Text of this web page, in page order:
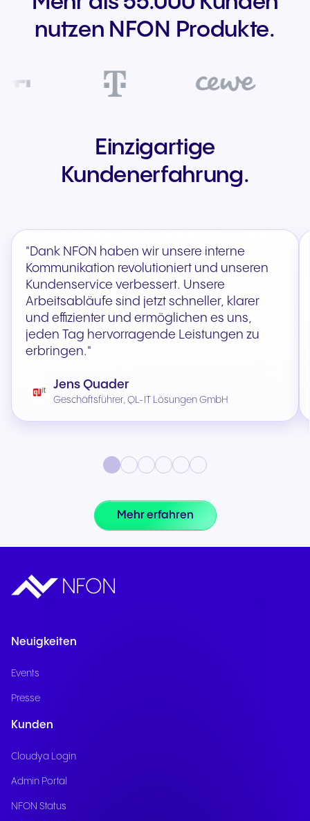
nutzen NFON Produkte.
Einzigartige
Kundenerfahrung.
"Dank NFON haben wir unsere interne
Kommunikation revolutioniert und unseren
Kundenservice verbessert. Unsere
Arbeitsabläufe sind jetzt schneller, klarer
und effizienter und ermöglichen es uns,
jeden Tag hervorragende Leistungen zu
erbringen."
Jens Quader
Geschäftsführer, QL-IT Lösungen GmbH
Mehr erfahren
Neuigkeiten
Events
Presse
Kunden
Cloudya Login
Admin Portal
NFON Status